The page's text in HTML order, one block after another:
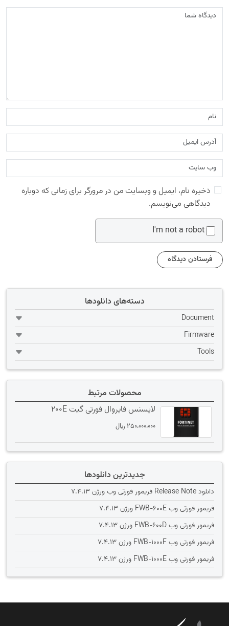
ذخیره نام، ایمیل و وبسایت من در مرورگر برای زمانی که دوباره
دیدگاهی می‌نویسم.
I'm not a robot
دسته‌های دانلودها
Document
Firmware
Tools
محصولات مرتبط
لایسنس فایروال فورتی گیت 200E
250،000،000 ﷼
جدیدترین دانلودها
دانلود Release Note فریمور فورتی وب ورژن 7.4.13
فریمور فورتی وب FWB-600E ورژن 7.4.13
فریمور فورتی وب FWB-600D ورژن 7.4.13
فریمور فورتی وب FWB-1000F ورژن 7.4.13
فریمور فورتی وب FWB-1000E ورژن 7.4.13